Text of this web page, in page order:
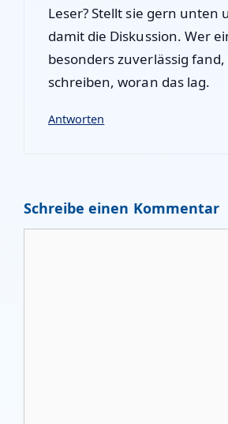
Leser? Stellt sie gern unten
damit die Diskussion. Wer
besonders zuverlässig
schreiben, woran das lag.
Antworten
Schreibe einen Kommentar